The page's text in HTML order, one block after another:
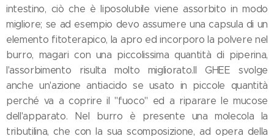
intestino, ciò che è liposolubile viene assorbito in modo
migliore; se ad esempio devo assumere una capsula di un
elemento fitoterapico, la apro ed incorporo la polvere nel
burro, magari con una piccolissima quantità di piperina,
l'assorbimento risulta molto migliorato.Il GHEE svolge
anche un'azione antiacido se usato in piccole quantità
perché va a coprire il "fuoco" ed a riparare le mucose
dell'apparato. Nel burro è presente una molecola la
tributilina, che con la sua scomposizione, ad opera della